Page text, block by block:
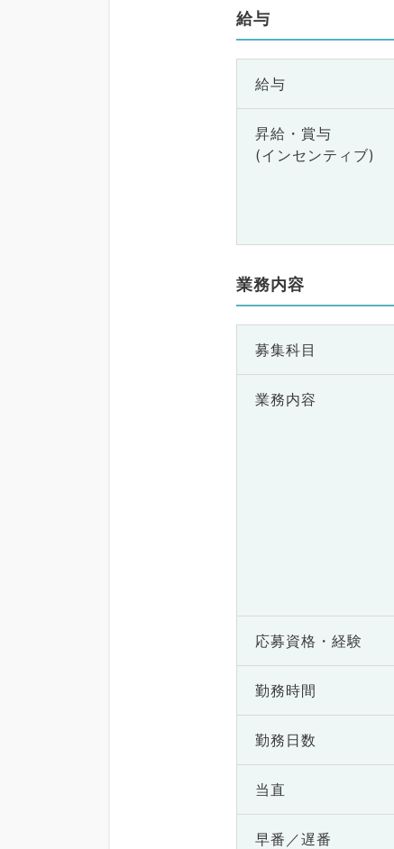
給与
給与
昇給・賞与
(インセンティブ)
業務内容
募集科目
業務内容
応募資格・ 経験
勤務時間
勤務日数
当直
早番／遅番